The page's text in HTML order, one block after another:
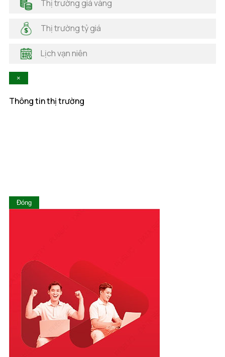
Hải Phòng
Hà Tĩnh
Hòa Bình
Lai Châu
Quảng Ngãi
Quảng Ninh
Quảng Trị
Sóc Trăng
Sơn La
Tây Ninh
Thái Bình
Thái Nguyên
Thị trường giá vàng
Thị trường tỷ giá
Lịch vạn niên
×
Thông tin thị trường
Đóng